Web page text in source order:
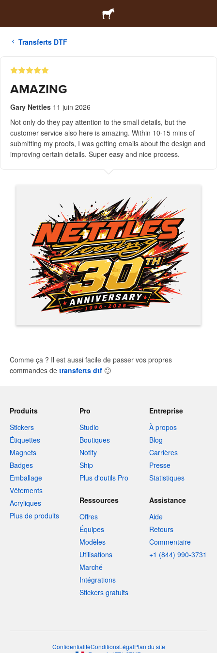
Transferts DTF
AMAZING
Gary Nettles 11 juin 2026
Not only do they pay attention to the small details, but the
customer service also here is amazing. Within 10-15 mins of
submitting my proofs, I was getting emails about the design and
improving certain details. Super easy and nice process.
Comme ça ? Il est aussi facile de passer vos propres
commandes de transferts dtf 🙂
Produits
Stickers
Étiquettes
Magnets
Badges
Emballage
Vêtements
Acryliques
Plus de produits
Pro
Studio
Boutiques
Notify
Ship
Plus d'outils Pro
Entreprise
À propos
Blog
Carrières
Presse
Statistiques
Ressources
Offres
Équipes
Modèles
Utilisations
Marché
Intégrations
Stickers gratuits
Assistance
Aide
Retours
Commentaire
+1 (844) 990-3731
ConfidentialitéConditionsLégalPlan du site